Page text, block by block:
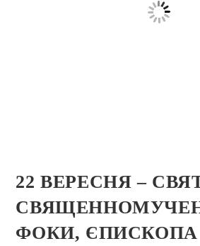
22 ВЕРЕСНЯ –
ФОКИ, ЄПИСКОПА